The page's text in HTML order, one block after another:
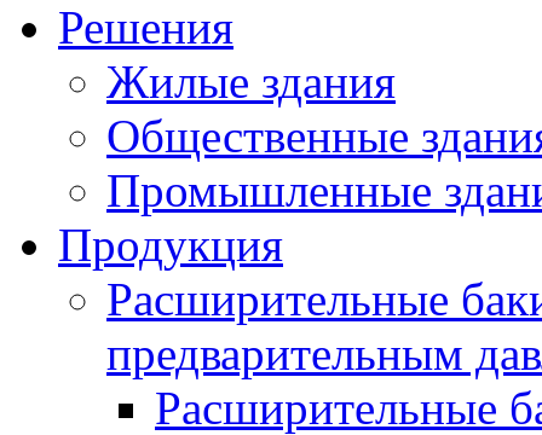
Решения
Жилые здания
Общественные
Промышленные
Продукция
Расширительные
предварительным
Расширительные